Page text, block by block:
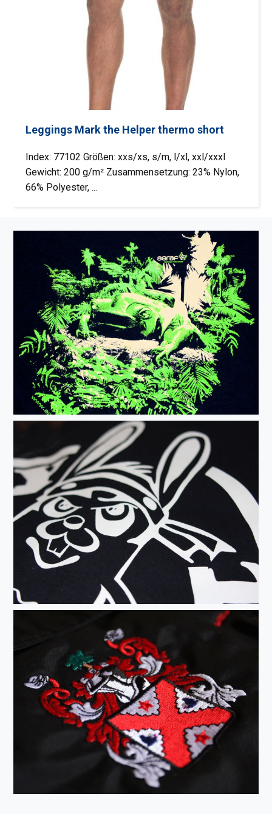
Leggings Mark the Helper thermo short
Index: 77102 Größen: xxs/xs, s/m, l/xl, xxl/xxxl
Gewicht: 200 g/m² Zusammensetzung: 23% Nylon,
66% Polyester, ...